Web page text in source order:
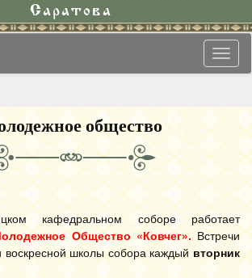
Саратова
общество
кафедральном соборе работает
Общество «Ковчег». Встречи
воскресной школы собора каждый вторник